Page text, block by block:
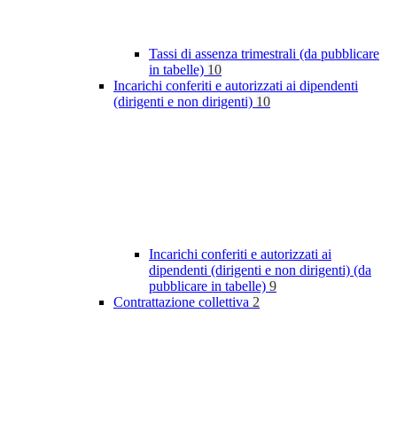
Tassi di assenza trimestrali (da pubblicare
in tabelle) 10
Incarichi conferiti e autorizzati ai dipendenti
(dirigenti e non dirigenti) 10
Incarichi conferiti e autorizzati ai
dipendenti (dirigenti e non dirigenti) (da
pubblicare in tabelle) 9
Contrattazione collettiva 2